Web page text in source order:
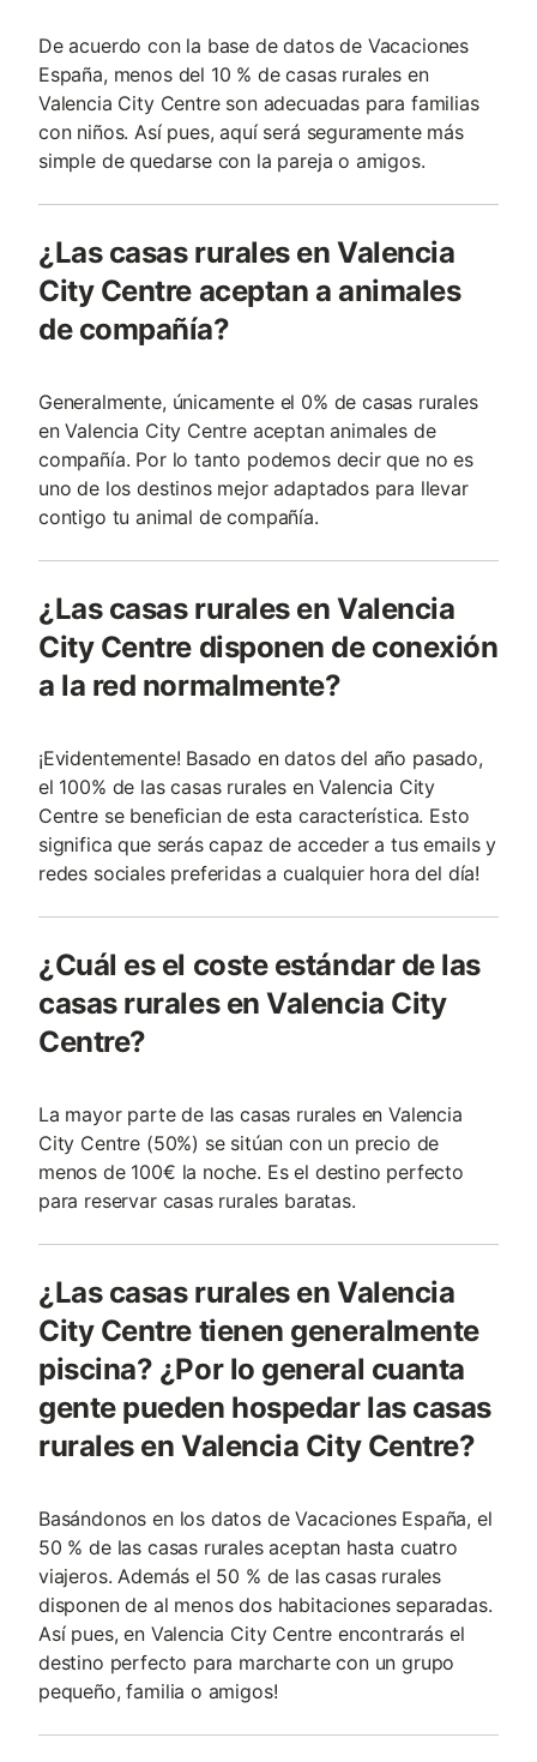
De acuerdo con la base de datos de Vacaciones
España, menos del 10 % de casas rurales en
Valencia City Centre son adecuadas para familias
con niños. Así pues, aquí será seguramente más
simple de quedarse con la pareja o amigos.
¿Las casas rurales en Valencia
City Centre aceptan a animales
de compañía?
Generalmente, únicamente el 0% de casas rurales
en Valencia City Centre aceptan animales de
compañía. Por lo tanto podemos decir que no es
uno de los destinos mejor adaptados para llevar
contigo tu animal de compañía.
¿Las casas rurales en Valencia
City Centre disponen de conexión
a la red normalmente?
¡Evidentemente! Basado en datos del año pasado,
el 100% de las casas rurales en Valencia City
Centre se benefician de esta característica. Esto
significa que serás capaz de acceder a tus emails y
redes sociales preferidas a cualquier hora del día!
¿Cuál es el coste estándar de las
casas rurales en Valencia City
Centre?
La mayor parte de las casas rurales en Valencia
City Centre (50%) se sitúan con un precio de
menos de 100€ la noche. Es el destino perfecto
para reservar casas rurales baratas.
¿Las casas rurales en Valencia
City Centre tienen generalmente
piscina? ¿Por lo general cuanta
gente pueden hospedar las casas
rurales en Valencia City Centre?
Basándonos en los datos de Vacaciones España, el
50 % de las casas rurales aceptan hasta cuatro
viajeros. Además el 50 % de las casas rurales
disponen de al menos dos habitaciones separadas.
Así pues, en Valencia City Centre encontrarás el
destino perfecto para marcharte con un grupo
pequeño, familia o amigos!